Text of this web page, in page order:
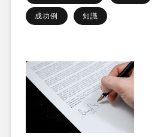
成功例 知識